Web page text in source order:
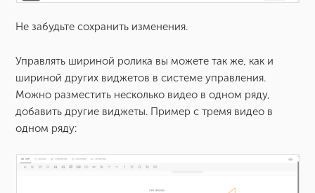
Не забудьте сохранить изменения.
Управлять шириной ролика вы можете так же, как и
шириной других виджетов в системе управления.
Можно разместить несколько видео в одном ряду,
добавить другие виджеты. Пример с тремя видео в
одном ряду: